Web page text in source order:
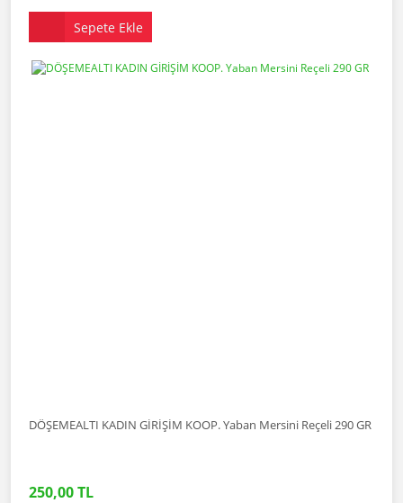
Sepete Ekle
DÖŞEMEALTI KADIN GİRİŞİM KOOP. Yaban Mersini Reçeli 290 GR
250,00 TL